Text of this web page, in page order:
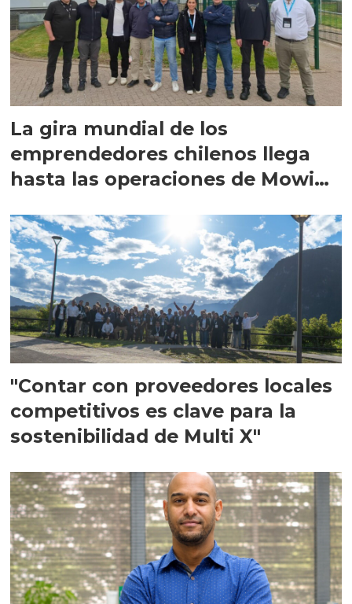
La gira mundial de los
emprendedores chilenos llega
hasta las operaciones de Mowi
"Contar con proveedores locales
competitivos es clave para la
sostenibilidad de Multi X"